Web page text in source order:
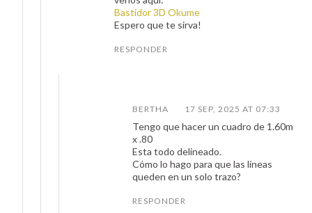
Bastidor 3D Okume
Espero que te sirva!
RESPONDER
BERTHA 17 SEP, 2025 AT 07:33
Tengo que hacer un cuadro de 1.60m
x .80
Esta todo delineado.
Cómo lo hago para que las líneas
queden en un solo trazo?
RESPONDER